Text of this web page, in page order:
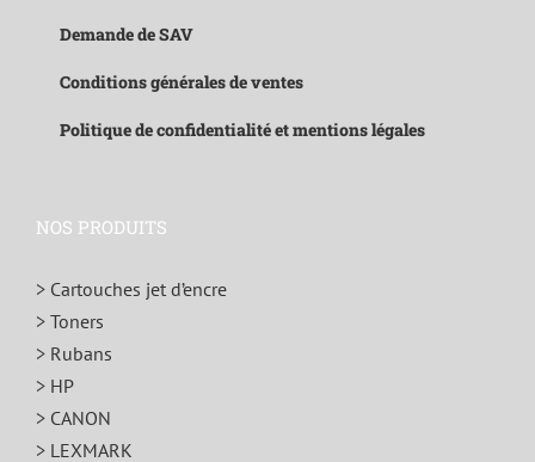
Demande de SAV
Conditions générales de ventes
Politique de confidentialité et mentions légales
NOS PRODUITS
> Cartouches jet d’encre
> Toners
> Rubans
> HP
> CANON
> LEXMARK